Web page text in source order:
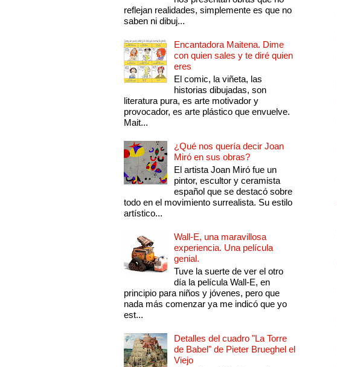
reflejan realidades, simplemente es que no
saben ni dibuj...
Encantadora Maitena. Dime
con quien sales y te diré quien
eres
El comic, la viñeta, las
historias dibujadas, son
literatura pura, es arte motivador y
provocador, es arte plástico que envuelve.
Mait...
¿Qué nos quería decir Joan
Miró en sus obras?
El artista Joan Miró fue un
pintor, escultor y ceramista
español que se destacó sobre
todo en el movimiento surrealista. Su estilo
artístico...
Wall-E, una maravillosa
experiencia. Una película
genial.
Tuve la suerte de ver el otro
día la película Wall-E, en
principio para niños y jóvenes, pero que
nada más comenzar ya me indicó que yo
est...
Detalles del cuadro "La Torre
de Babel" de Pieter Brueghel el
Viejo